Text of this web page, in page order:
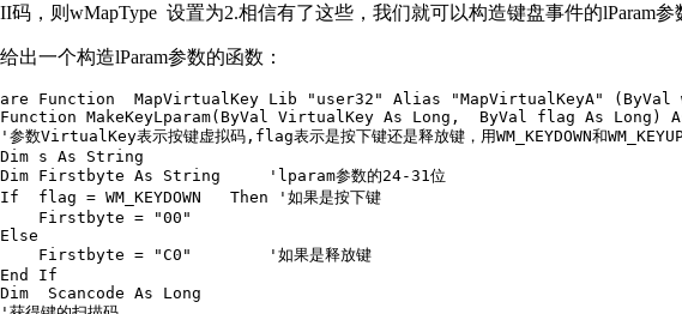
码，则wMapType 设置为2.相信有了这些，我们就可以构造键盘事件的lParam参
出一个构造lParam参数的函数：
Function  MapVirtualKey Lib "user32" Alias "MapVirtualKeyA" (ByVal
MakeKeyLparam(ByVal VirtualKey As Long,  ByVal flag As Long)
参数VirtualKey表示按键虚拟码,flag表示是按下键还是释放键，用WM_KEYDOWN和WM_KEYUP
s As String
Firstbyte As String     'lparam参数的24-31位
flag = WM_KEYDOWN   Then '如果是按下键
Firstbyte = "00"
Firstbyte = "C0"        '如果是释放键
If
Scancode As Long